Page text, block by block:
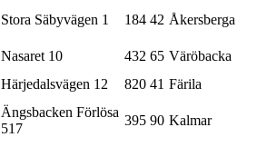
Stora Säbyvägen 1 184 42 Åkersberga
Nasaret 10 432 65 Väröbacka
Härjedalsvägen 12 820 41 Färila
Ängsbacken Förlösa
517
395 90 Kalmar